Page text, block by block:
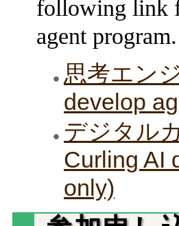
following link
agent program.
思考エン
develop
デジタル
Curling AI
only)